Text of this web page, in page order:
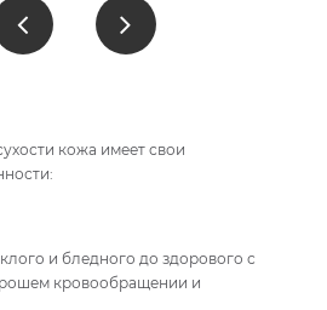
кожа имеет свои
и бледного до здорового с
кровообращении и